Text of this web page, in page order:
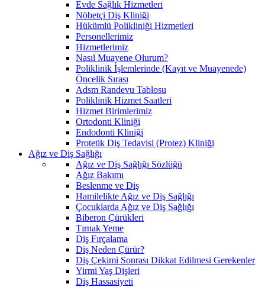
Evde Sağlık Hizmetleri
Nöbetçi Diş Kliniği
Hükümlü Polikliniği Hizmetleri
Personellerimiz
Hizmetlerimiz
Nasıl Muayene Olurum?
Poliklinik İşlemlerinde (Kayıt ve Muayenede)
Öncelik Sırası
Adsm Randevu Tablosu
Poliklinik Hizmet Saatleri
Hizmet Birimlerimiz
Ortodonti Kliniği
Endodonti Kliniği
Protetik Diş Tedavisi (Protez) Kliniği
Ağız ve Diş Sağlığı
Ağız ve Diş Sağlığı Sözlüğü
Ağız Bakımı
Beslenme ve Diş
Hamilelikte Ağız ve Diş Sağlığı
Çocuklarda Ağız ve Diş Sağlığı
Biberon Çürükleri
Tırnak Yeme
Diş Fırçalama
Diş Neden Çürür?
Diş Çekimi Sonrası Dikkat Edilmesi Gerekenler
Yirmi Yaş Dişleri
Diş Hassasiyeti